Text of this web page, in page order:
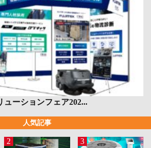
ューションフェア202...
人気記事
2 3